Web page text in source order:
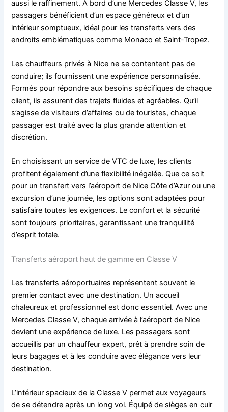
aussi le raffinement. À bord d’une Mercedes Classe V, les
passagers bénéficient d’un espace généreux et d’un
intérieur somptueux, idéal pour les transferts vers des
endroits emblématiques comme Monaco et Saint-Tropez.
Les chauffeurs privés à Nice ne se contentent pas de
conduire; ils fournissent une expérience personnalisée.
Formés pour répondre aux besoins spécifiques de chaque
client, ils assurent des trajets fluides et agréables. Qu’il
s’agisse de visiteurs d’affaires ou de touristes, chaque
passager est traité avec la plus grande attention et
discrétion.
En choisissant un service de VTC de luxe, les clients
profitent également d’une flexibilité inégalée. Que ce soit
pour un transfert vers l’aéroport de Nice Côte d’Azur ou une
excursion d’une journée, les options sont adaptées pour
satisfaire toutes les exigences. Le confort et la sécurité
sont toujours prioritaires, garantissant une tranquillité
d’esprit totale.
Transferts aéroport haut de gamme en Classe V
Les transferts aéroportuaires représentent souvent le
premier contact avec une destination. Un accueil
chaleureux et professionnel est donc essentiel. Avec une
Mercedes Classe V, chaque arrivée à l’aéroport de Nice
devient une expérience de luxe. Les passagers sont
accueillis par un chauffeur expert, prêt à prendre soin de
leurs bagages et à les conduire avec élégance vers leur
destination.
L’intérieur spacieux de la Classe V permet aux voyageurs
de se détendre après un long vol. Équipé de sièges en cuir